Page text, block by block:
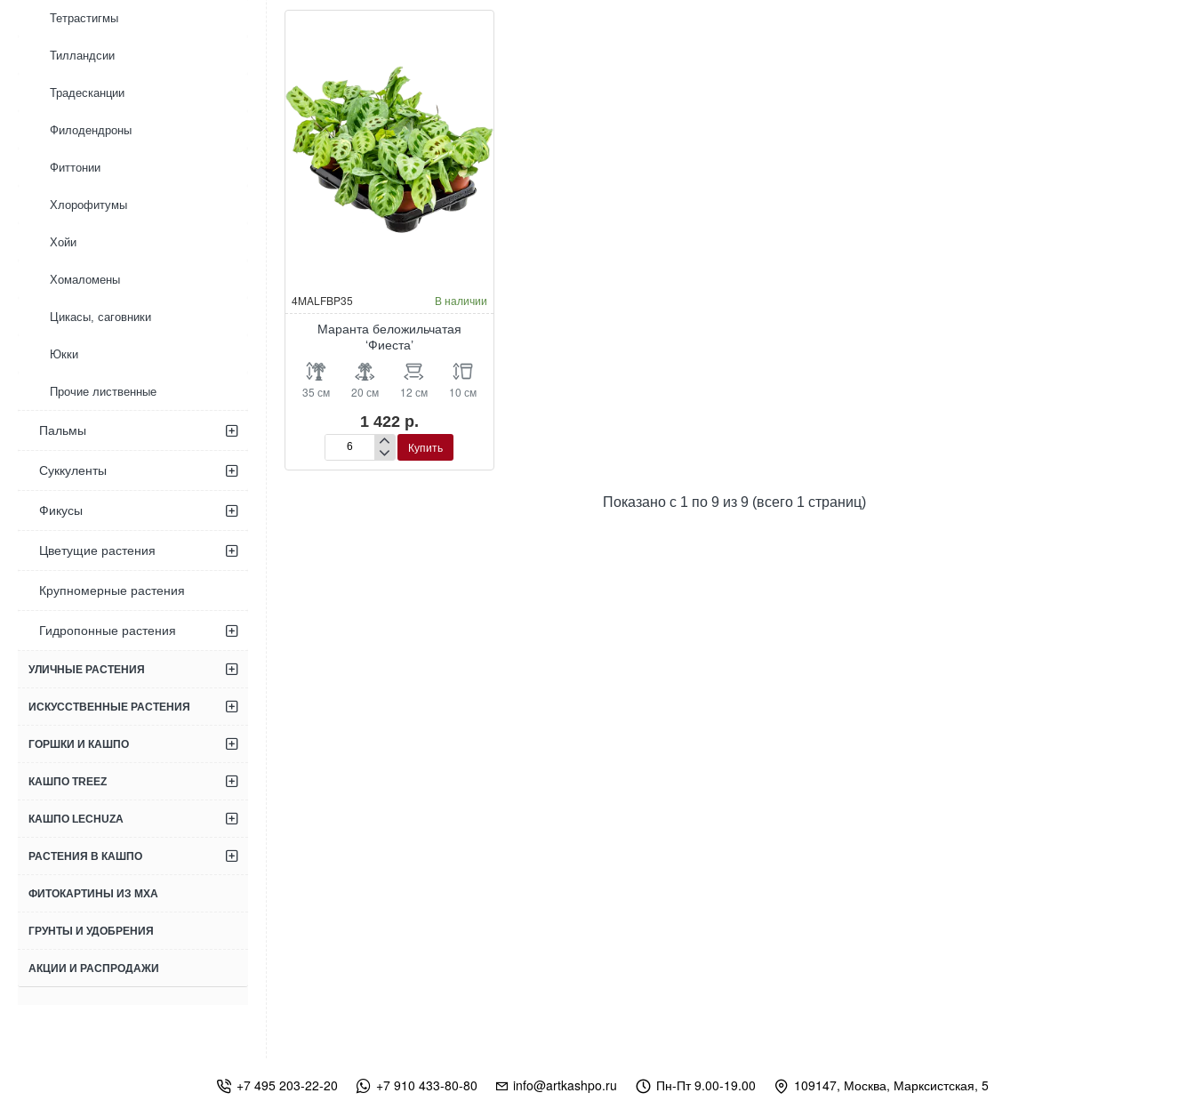
Тетрастигмы
Тилландсии
Традесканции
Филодендроны
Фиттонии
Хлорофитумы
Хойи
Хомаломены
Цикасы, саговники
Юкки
Прочие лиственные
Пальмы
Суккуленты
Фикусы
Цветущие растения
Крупномерные растения
Гидропонные растения
УЛИЧНЫЕ РАСТЕНИЯ
ИСКУССТВЕННЫЕ РАСТЕНИЯ
ГОРШКИ И КАШПО
КАШПО TREEZ
КАШПО LECHUZA
РАСТЕНИЯ В КАШПО
ФИТОКАРТИНЫ ИЗ МХА
ГРУНТЫ И УДОБРЕНИЯ
АКЦИИ И РАСПРОДАЖИ
‘Иксклюзив
4MALFBP35 В наличии
Маранта беложильчатая
‘Фиеста’
35 см 20 см 12 см 10 см
1 422 р.
Маранта
беложильчатая
Купить
Показано с 1 по 9 из 9 (всего 1 страниц)
+7 495 203-22-20 +7 910 433-80-80 info@artkashpo.ru Пн-Пт 9.00-19.00 109147, Москва, Марксистская, 5